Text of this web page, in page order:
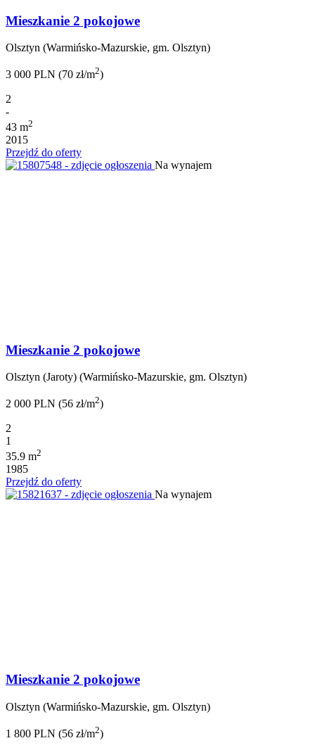
Mieszkanie 2 pokojowe
Olsztyn (Warmińsko-Mazurskie, gm. Olsztyn)
3 000 PLN (70 zł/m2)
2
-
43 m2
2015
Przejdź do oferty
Na wynajem
Mieszkanie 2 pokojowe
Olsztyn (Jaroty) (Warmińsko-Mazurskie, gm. Olsztyn)
2 000 PLN (56 zł/m2)
2
1
35.9 m2
1985
Przejdź do oferty
Na wynajem
Mieszkanie 2 pokojowe
Olsztyn (Warmińsko-Mazurskie, gm. Olsztyn)
1 800 PLN (56 zł/m2)